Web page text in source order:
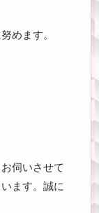
めます。
伺いさせて
ます。誠に